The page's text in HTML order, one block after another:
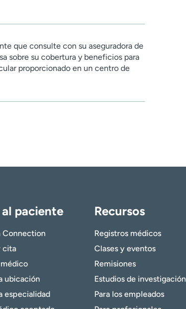
que consulte con su aseguradora de
sobre su cobertura y beneficios para
proporcionado en un centro de
paciente
Connection
cita
ubicación
especialidad
Recursos
Registros médicos
Clases y eventos
Remisiones
Estudios de investigación
Para los empleados